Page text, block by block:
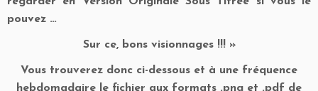
pouvez …
Sur ce, bons visionnages !!! »
Vous trouverez donc ci-dessous et à une fréquence
hebdomadaire le fichier aux formats .png et .pdf de